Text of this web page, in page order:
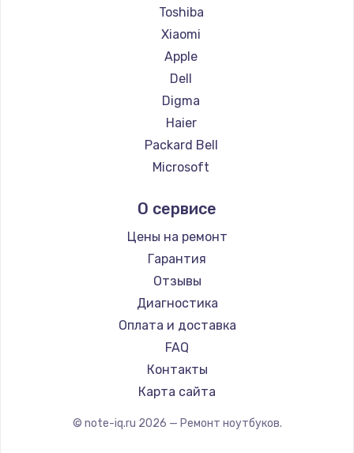
Ремонт ноутбуков Irbis
Ремонт ноутбуков Thunderobot
Ремонт ноутбуков Hasee
Ремонт ноутбуков ZTE
Ремонт ноутбуков Hiper
Ремонт ноутбуков Evga
Ремонт ноутбуков Google
Ремонт ноутбуков Echips
Ремонт ноутбуков Predator
Ремонт ноутбуков iru
Ремонт ноутбуков Machenike
Ремонт ноутбуков DEXP
Ремонт ноутбуков Teclast
Ремонт ноутбуков CHUWI
Ремонт ноутбуков Colorful
Toshiba
Xiaomi
Apple
Dell
Digma
Haier
Packard Bell
Microsoft
Aquarius
Gigabyte
Aorus
Maibenben
Getac
Epson
Philips
LG
Panasonic
О сервисе
Цены на ремонт
Гарантия
Отзывы
Диагностика
Оплата и доставка
FAQ
Контакты
Карта сайта
© note-iq.ru 2026 — Ремонт ноутбуков.